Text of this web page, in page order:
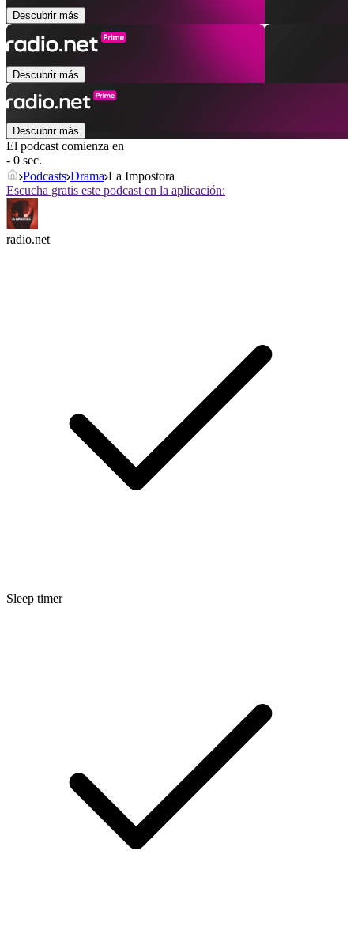
Descubrir más
Descubrir más
Descubrir más
El podcast comienza en
- 0 sec.
Podcasts Drama La Impostora
Escucha gratis este podcast en la aplicación:
radio.net
Sleep timer